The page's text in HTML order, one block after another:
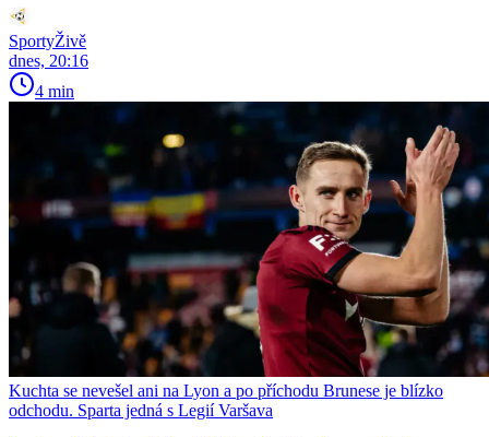
SportyŽivě
dnes, 20:16
4 min
Kuchta se nevešel ani na Lyon a po příchodu Brunese je blízko
odchodu. Sparta jedná s Legií Varšava